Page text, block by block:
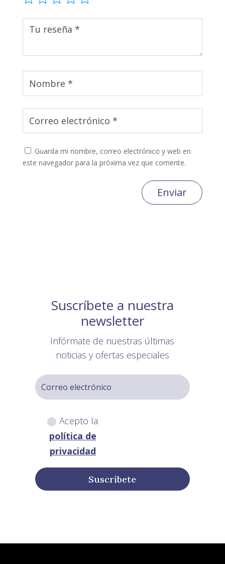
Guarda mi nombre, correo electrónico y web en
este navegador para la próxima vez que comente.
Enviar
Suscríbete a nuestra
newsletter
Infórmate de nuestras últimas
noticias y ofertas especiales
Acepto la
política de
privacidad
Suscríbete